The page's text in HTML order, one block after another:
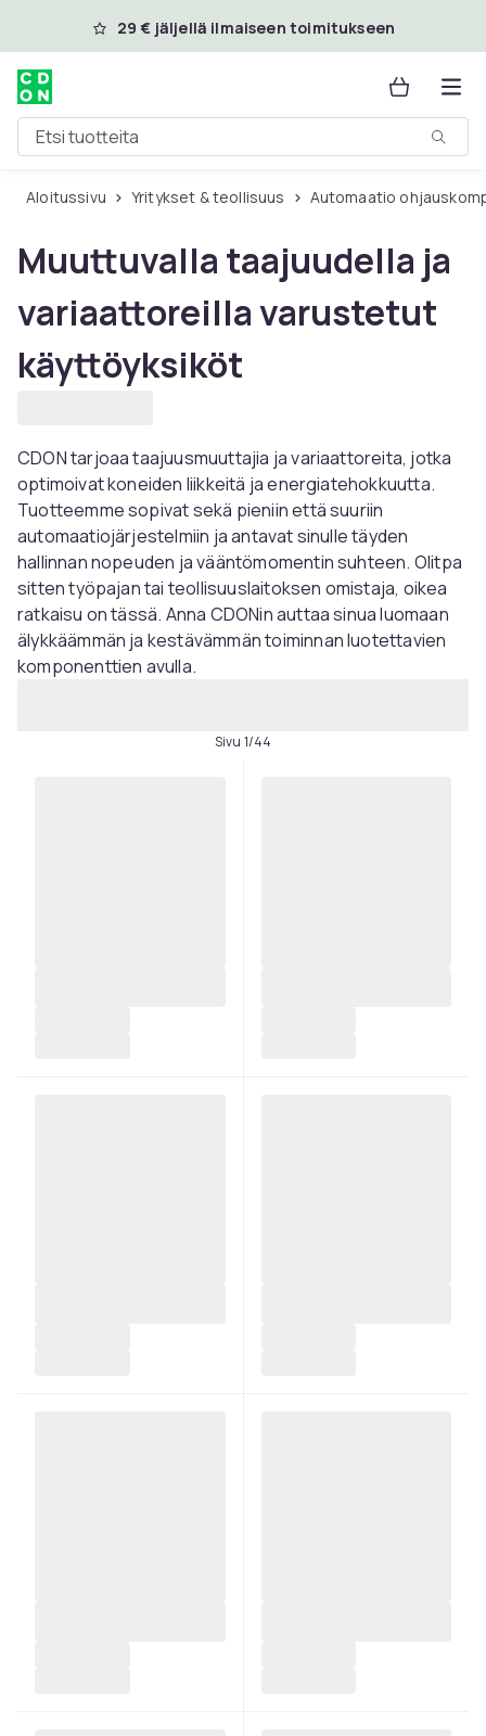
Ohita ja siirry pääsisältöön
29 € jäljellä ilmaiseen toimitukseen
Etsi tuotteita
Aloitussivu Yritykset & teollisuus Automaatio
Muuttuvalla taajuudella ja
variaattoreilla varustetut
käyttöyksiköt
CDON tarjoaa taajuusmuuttajia ja variaattoreita, jotka
optimoivat koneiden liikkeitä ja energiatehokkuutta.
Tuotteemme sopivat sekä pieniin että suuriin
automaatiojärjestelmiin ja antavat sinulle täyden
hallinnan nopeuden ja vääntömomentin suhteen. Olitpa
sitten työpajan tai teollisuuslaitoksen omistaja, oikea
ratkaisu on tässä. Anna CDONin auttaa sinua luomaan
älykkäämmän ja kestävämmän toiminnan luotettavien
komponenttien avulla.
Sivu 1/44